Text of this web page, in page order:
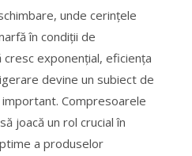
unde cerințele
în condiții de
exponențial, eficiența
devine un subiect de
Compresoarele
joacă un rol crucial în
a produselor